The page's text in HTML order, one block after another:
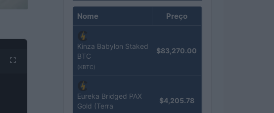
Nome Preço
Kinza Babylon Staked
BTC
(KBTC)
$83,270.00
Eureka Bridged PAX
Gold (Terra
$4,205.78